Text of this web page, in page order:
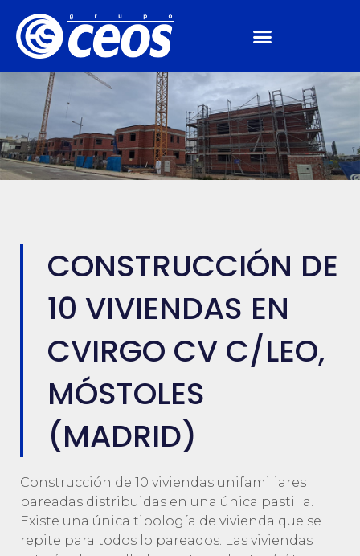
CONSTRUCCIÓN DE
10 VIVIENDAS EN
CVIRGO CV C/LEO,
MÓSTOLES
(MADRID)
Construcción de 10 viviendas unifamiliares
pareadas distribuidas en una única pastilla.
Existe una única tipología de vivienda que se
repite para todos lo pareados. Las viviendas